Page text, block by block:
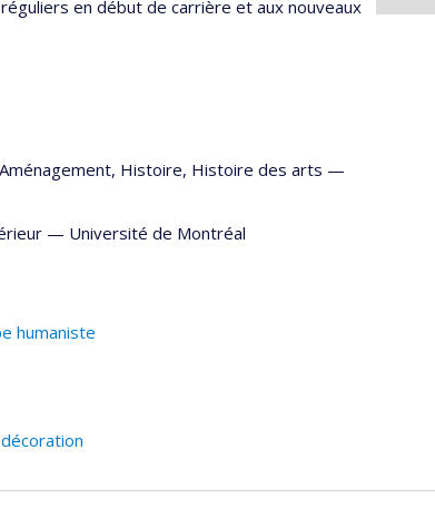
en début de carrière et aux nouveaux
Aménagement, Histoire, Histoire des arts —
— Université de Montréal
humaniste